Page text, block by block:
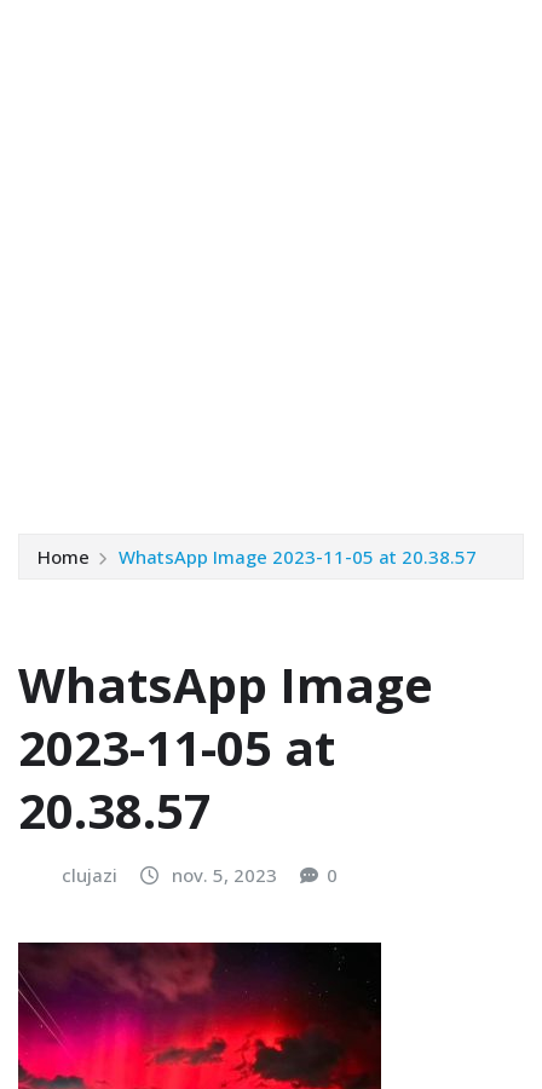
Home WhatsApp Image 2023-11-05 at 20.38.57
WhatsApp Image
2023-11-05 at
20.38.57
clujazi nov. 5, 2023 0